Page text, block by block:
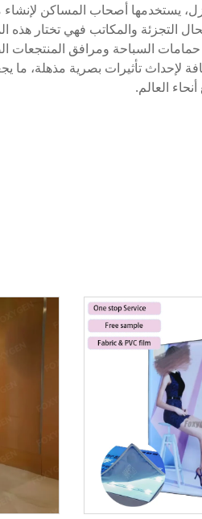
يستخدمها أصحاب المساكن
التجزئة والمكاتب فهي تختار هذه
السباحة ومرافق المنتجعات
لإحداث تأثيرات بصرية مذهلة، ما
العالم.